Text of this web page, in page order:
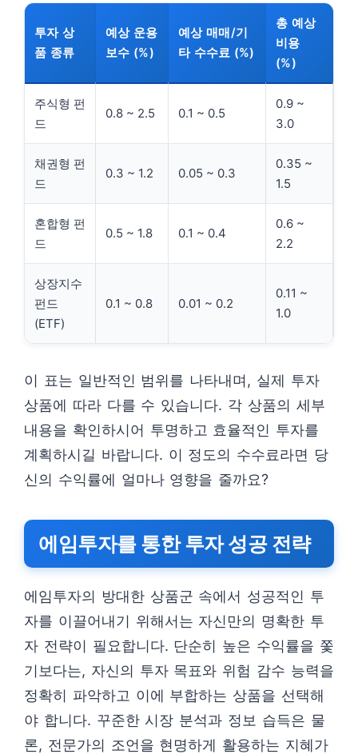
투자 상
품 종류
예상 운용
보수 (%)
예상 매매/기
타 수수료 (%)
총 예상
비용
(%)
주식형 펀
드
0.8 ~ 2.5 0.1 ~ 0.5
0.9 ~
3.0
채권형 펀
드
0.3 ~ 1.2 0.05 ~ 0.3
0.35 ~
1.5
혼합형 펀
드
0.5 ~ 1.8 0.1 ~ 0.4
0.6 ~
2.2
상장지수
펀드
(ETF)
0.1 ~ 0.8 0.01 ~ 0.2
0.11 ~
1.0
이 표는 일반적인 범위를 나타내며, 실제 투자
상품에 따라 다를 수 있습니다. 각 상품의 세부
내용을 확인하시어 투명하고 효율적인 투자를
계획하시길 바랍니다. 이 정도의 수수료라면 당
신의 수익률에 얼마나 영향을 줄까요?
에임투자를 통한 투자 성공 전략
에임투자의 방대한 상품군 속에서 성공적인 투
자를 이끌어내기 위해서는 자신만의 명확한 투
자 전략이 필요합니다. 단순히 높은 수익률을 쫓
기보다는, 자신의 투자 목표와 위험 감수 능력을
정확히 파악하고 이에 부합하는 상품을 선택해
야 합니다. 꾸준한 시장 분석과 정보 습득은 물
론, 전문가의 조언을 현명하게 활용하는 지혜가